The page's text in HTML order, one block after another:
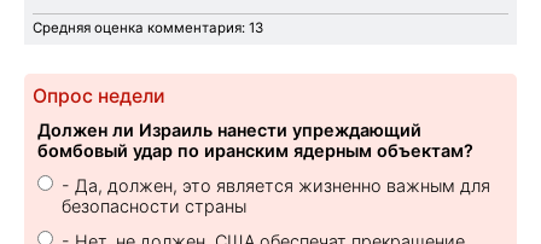
Средняя оценка комментария: 13
Опрос недели
Должен ли Израиль нанести упреждающий
бомбовый удар по иранским ядерным объектам?
- Да, должен, это является жизненно важным для
безопасности страны